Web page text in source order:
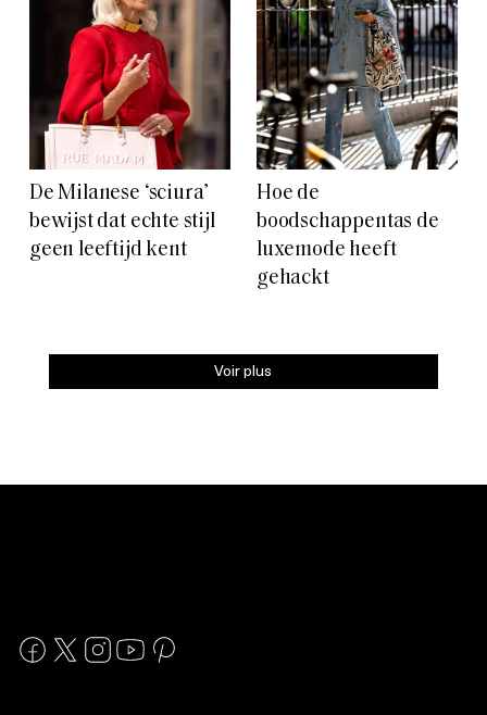
De Milanese ‘sciura’
bewijst dat echte stijl
geen leeftijd kent
Hoe de
boodschappentas de
luxemode heeft
gehackt
Voir plus